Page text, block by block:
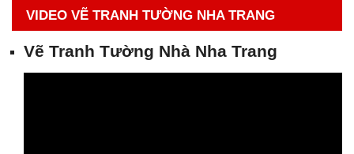
VIDEO VẼ TRANH TƯỜNG NHA TRANG
Vẽ Tranh Tường Nhà Nha Trang